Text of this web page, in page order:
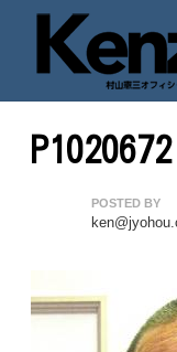
七転八起 –
村山憲三ウェブサイト
P1020672
Author
POSTED BY